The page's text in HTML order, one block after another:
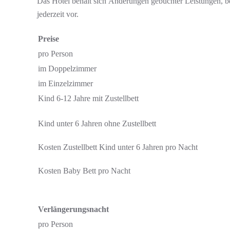
jederzeit vor.
Preise
pro Person
im Doppelzimmer
im Einzelzimmer
Kind 6-12 Jahre mit Zustellbett
Kind unter 6 Jahren ohne Zustellbett
Kosten Zustellbett Kind unter 6 Jahren pro Nacht
Kosten Baby Bett pro Nacht
Verlängerungsnacht
pro Person